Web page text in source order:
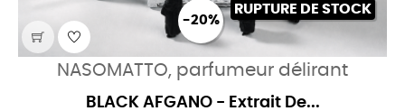
-20%
RUPTURE DE STOCK
NASOMATTO, parfumeur délirant
BLACK AFGANO - Extrait De...